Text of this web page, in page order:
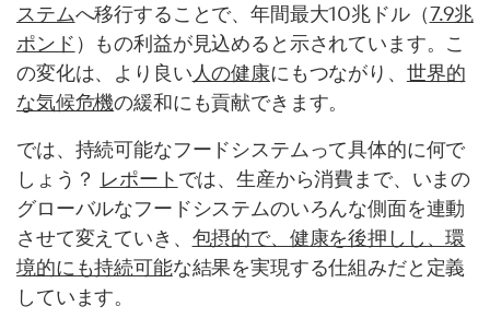
ステムへ移行することで、年間最大10兆ドル（7.9兆
ポンド ）もの利益が見込めると示されています。こ
の変化は、より良い 人の健康にもつながり、 世界的
な気候危機の緩和にも貢献できます。
では、持続可能なフードシステムって具体的に何で
しょう？ レポート では、生産から消費まで、いまの
グローバルなフードシステムのいろんな側面を連動
させて変えていき、 包摂的で、健康を後押しし、環
境的にも持続可能な結果を実現する仕組みだと定義
しています。